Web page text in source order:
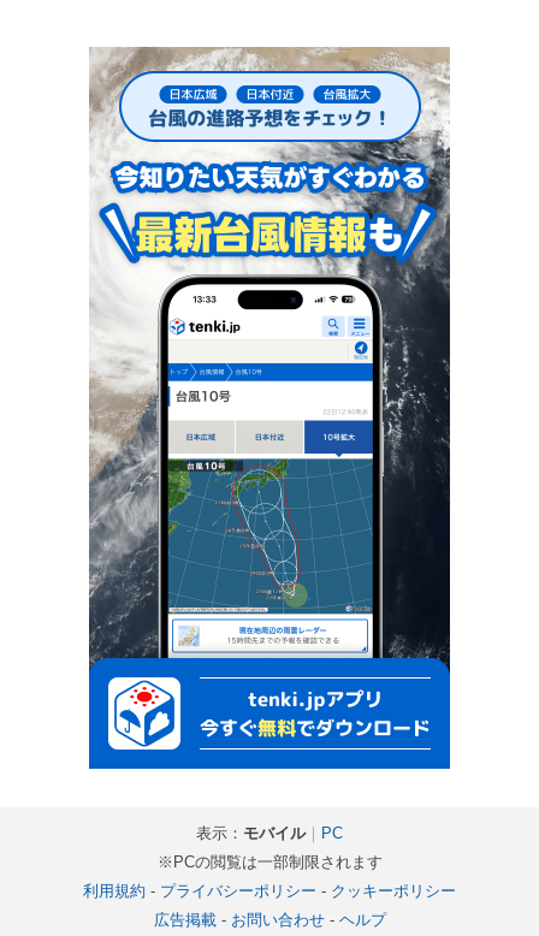
表示： モバイル｜ PC
※PCの閲覧は一部制限されます
利用規約 - プライバシーポリシー - クッキーポリシー
広告掲載- お問い合わせ- ヘルプ